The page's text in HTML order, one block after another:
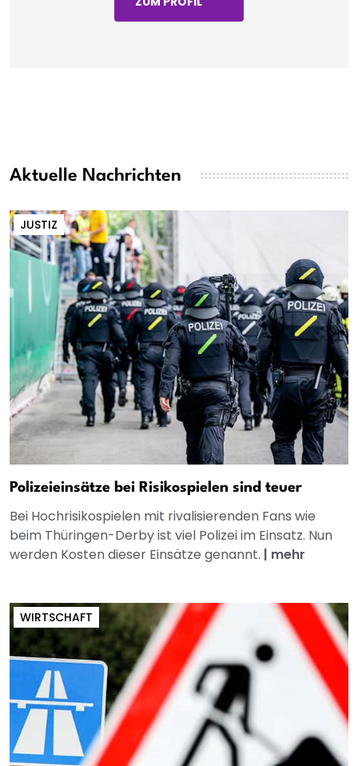
Aktuelle Nachrichten
JUSTIZ
Polizeieinsätze bei Risikospielen sind teuer
Bei Hochrisikospielen mit rivalisierenden Fans wie
beim Thüringen-Derby ist viel Polizei im Einsatz. Nun
werden Kosten dieser Einsätze genannt. | mehr
WIRTSCHAFT